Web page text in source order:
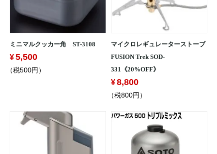
ミニマルクッカー角 ST-3108
5,500
（税500円）
マイクロレギュレーターストーブ
FUSION Trek SOD-
331《20%OFF》
8,800
（税800円）